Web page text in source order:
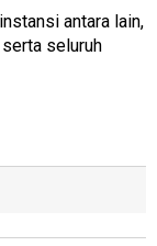
antara lain,
serta seluruh